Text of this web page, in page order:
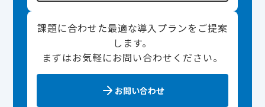
課題に合わせた最適な導入プランをご提案
します。
まずはお気軽にお問い合わせください。
お問い合わせ